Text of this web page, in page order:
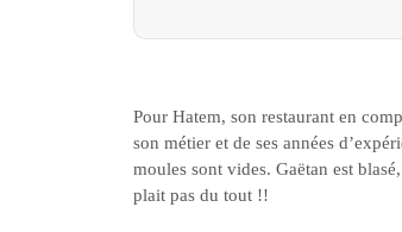
Pour Hatem, son restaurant en
son métier et de ses années
moules sont vides. Gaëtan est
plait pas du tout !!